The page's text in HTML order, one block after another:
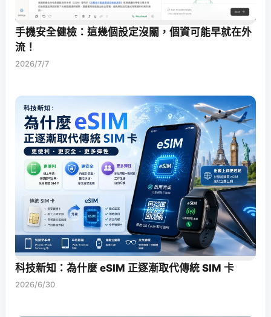
手機安全健檢：這幾個設定沒關，個資可能早就在外
流！
2026/7/7
科技新知：為什麼 eSIM 正逐漸取代傳統 SIM 卡
2026/6/30